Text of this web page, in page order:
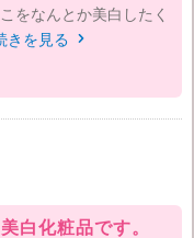
をなんとか美白したく
きを見る 
白化粧品です。